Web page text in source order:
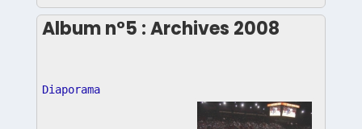
Album n°5 : Archives 2008
Diaporama